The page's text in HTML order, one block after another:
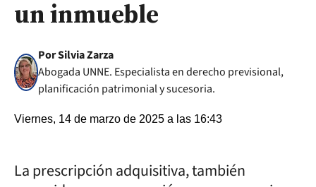
un inmueble
Por Silvia Zarza
Abogada UNNE. Especialista en derecho previsional,
planificación patrimonial y sucesoria.
Viernes, 14 de marzo de 2025 a las 16:43
La prescripción adquisitiva, también